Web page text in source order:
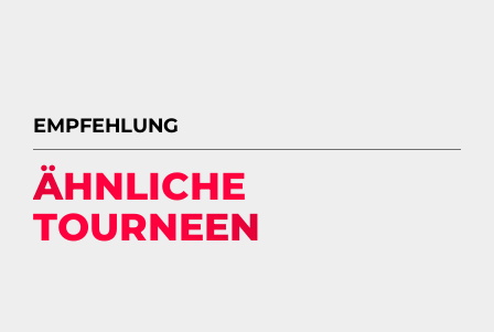
EMPFEHLUNG
ÄHNLICHE
TOURNEEN